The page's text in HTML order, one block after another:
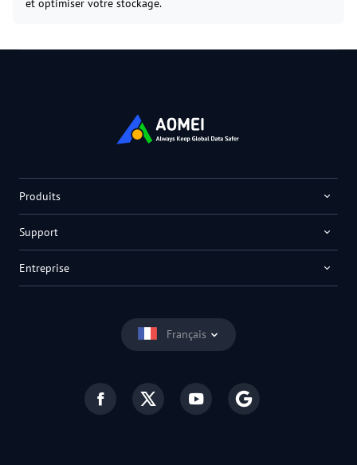
et optimiser votre stockage.
Français
Produits
Support
Entreprise